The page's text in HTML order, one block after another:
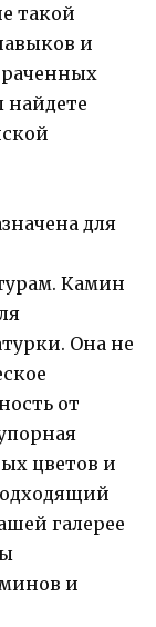
такой
и
найдете
для
Камин
Она не
от
цветов и
галерее
и